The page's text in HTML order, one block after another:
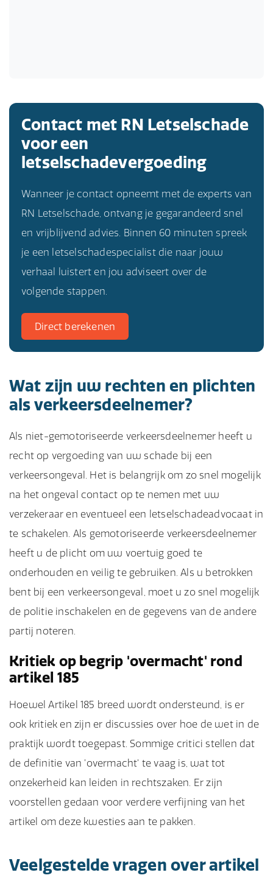
Contact met RN Letselschade
voor een
letselschadevergoeding
Wanneer je contact opneemt met de experts van
RN Letselschade, ontvang je gegarandeerd snel
en vrijblijvend advies. Binnen 60 minuten spreek
je een letselschadespecialist die naar jouw
verhaal luistert en jou adviseert over de
volgende stappen.
Direct berekenen
Wat zijn uw rechten en plichten
als verkeersdeelnemer?
Als niet-gemotoriseerde verkeersdeelnemer heeft u
recht op vergoeding van uw schade bij een
verkeersongeval. Het is belangrijk om zo snel mogelijk
na het ongeval contact op te nemen met uw
verzekeraar en eventueel een letselschadeadvocaat in
te schakelen. Als gemotoriseerde verkeersdeelnemer
heeft u de plicht om uw voertuig goed te
onderhouden en veilig te gebruiken. Als u betrokken
bent bij een verkeersongeval, moet u zo snel mogelijk
de politie inschakelen en de gegevens van de andere
partij noteren.
Kritiek op begrip 'overmacht' rond
artikel 185
Hoewel Artikel 185 breed wordt ondersteund, is er
ook kritiek en zijn er discussies over hoe de wet in de
praktijk wordt toegepast. Sommige critici stellen dat
de definitie van 'overmacht' te vaag is, wat tot
onzekerheid kan leiden in rechtszaken. Er zijn
voorstellen gedaan voor verdere verfijning van het
artikel om deze kwesties aan te pakken.
Veelgestelde vragen over artikel